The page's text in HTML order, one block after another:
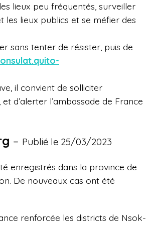
lieux peu fréquentés, surveiller
lieux publics et se méfier des
sans tenter de résister, puis de
il convient de solliciter
d’alerter l’ambassade de France
– Publié le 25/03/2023
enregistrés dans la province de
De nouveaux cas ont été
renforcée les districts de Nsok-